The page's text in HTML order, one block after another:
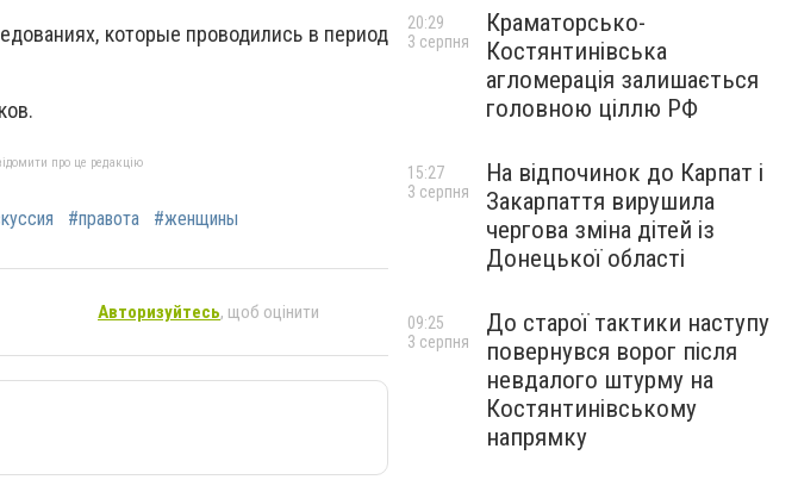
которые проводились в период
про це редакцію
#правота #женщины
Авторизуйтесь, щоб оцінити
Краматорсько-
Костянтинівська
агломерація залишається
головною ціллю РФ
20:29
3 серпня
На відпочинок до Карпат і
Закарпаття вирушила
чергова зміна дітей із
Донецької області
15:27
3 серпня
До старої тактики наступу
повернувся ворог після
невдалого штурму на
Костянтинівському
напрямку
09:25
3 серпня